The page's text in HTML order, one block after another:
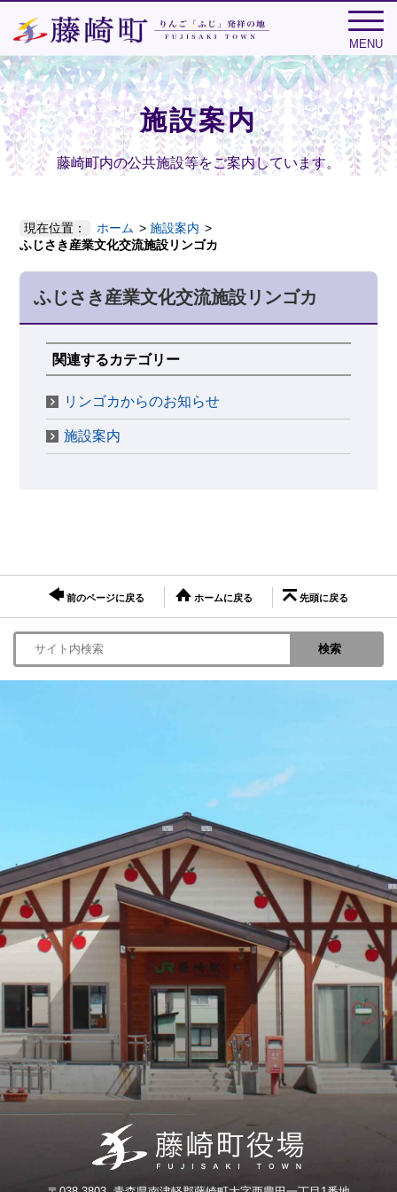
MENU
施設案内
藤崎町内の公共施設等をご案内しています。
現在位置： ホーム
施設案内
ふじさき産業文化交流施設リンゴカ
ふじさき産業文化交流施設リンゴカ
関連するカテゴリー
リンゴカからのお知らせ
施設案内
前のページに戻る ホームに戻る 先頭に戻る